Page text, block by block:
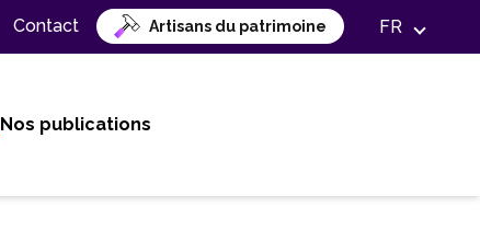
Contact Artisans du patrimoine FR
Nos publications